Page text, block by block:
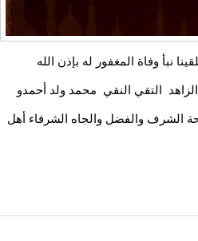
نبأ وفاة المغفور له بإذن الله
التقي النقي محمد ولد أحمدو
الشرف والفضل والجاه الشرفاء أهل